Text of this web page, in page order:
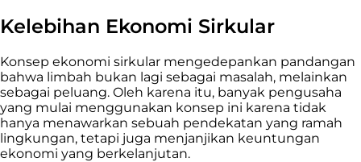
Kelebihan Ekonomi Sirkular
Konsep ekonomi sirkular mengedepankan pandangan
bahwa limbah bukan lagi sebagai masalah, melainkan
sebagai peluang. Oleh karena itu, banyak pengusaha
yang mulai menggunakan konsep ini karena tidak
hanya menawarkan sebuah pendekatan yang ramah
lingkungan, tetapi juga menjanjikan keuntungan
ekonomi yang berkelanjutan.